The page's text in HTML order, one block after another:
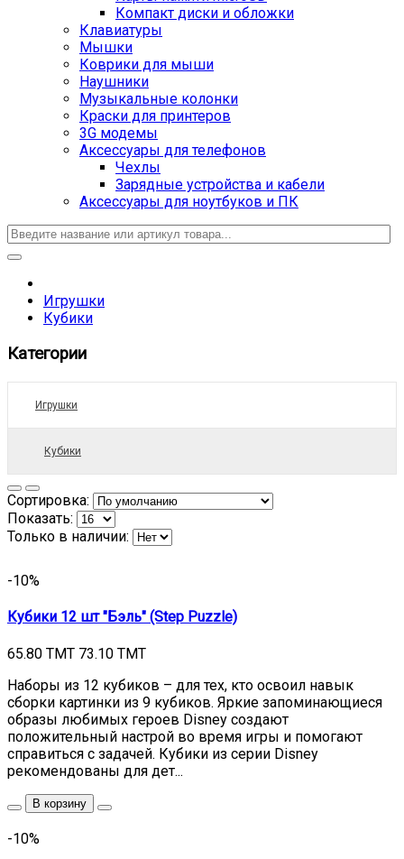
Компакт диски и обложки
Клавиатуры
Мышки
Коврики для мыши
Наушники
Музыкальные колонки
Краски для принтеров
3G модемы
Аксессуары для телефонов
Чехлы
Зарядные устройства и кабели
Аксессуары для ноутбуков и ПК
Игрушки
Кубики
Категории
Игрушки
Кубики
Сортировка:
Показать:
Только в наличии:
-10%
Кубики 12 шт "Бэль" (Step Puzzle)
65.80 TMT 73.10 TMT
Наборы из 12 кубиков – для тех, кто освоил навык
сборки картинки из 9 кубиков. Яркие запоминающиеся
образы любимых героев Disney создают
положительный настрой во время игры и помогают
справиться с задачей. Кубики из серии Disney
рекомендованы для дет...
В корзину
-10%